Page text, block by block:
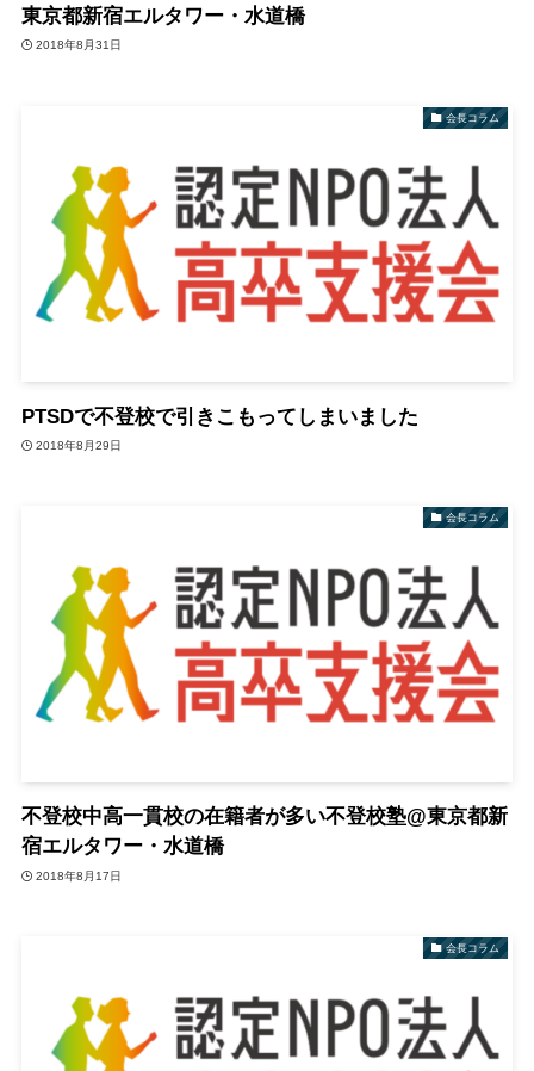
東京都新宿エルタワー・水道橋
2018年8月31日
会長コラム
PTSDで不登校で引きこもってしまいました
2018年8月29日
会長コラム
不登校中高一貫校の在籍者が多い不登校塾@東京都新
宿エルタワー・水道橋
2018年8月17日
会長コラム